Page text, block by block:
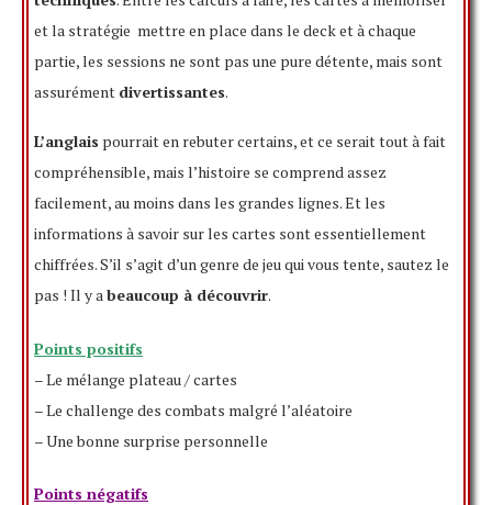
et la stratégie mettre en place dans le deck et à chaque
partie, les sessions ne sont pas une pure détente, mais sont
assurément divertissantes.
L’anglais pourrait en rebuter certains, et ce serait tout à fait
compréhensible, mais l’histoire se comprend assez
facilement, au moins dans les grandes lignes. Et les
informations à savoir sur les cartes sont essentiellement
chiffrées. S’il s’agit d’un genre de jeu qui vous tente, sautez le
pas ! Il y a beaucoup à découvrir.
Points positifs
– Le mélange plateau / cartes
– Le challenge des combats malgré l’aléatoire
– Une bonne surprise personnelle
Points négatifs